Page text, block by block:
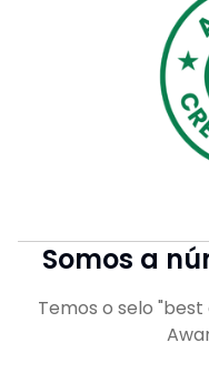
Somos a
Temos o selo